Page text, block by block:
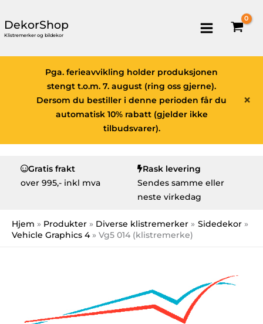
DekorShop
Klistremerker og bildekor
×
Pga. ferieavvikling holder produksjonen
stengt t.o.m. 7. august (ring oss gjerne).
Dersom du bestiller i denne perioden får du
automatisk 10% rabatt (gjelder ikke
tilbudsvarer).
Gratis frakt
over 995,- inkl mva
Rask levering
Sendes samme eller
neste virkedag
Hjem Produkter Diverse klistremerker
Sidedekor
Vehicle Graphics 4
Vg5 014 (klistremerke)